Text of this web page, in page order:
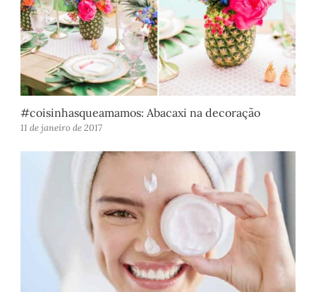
#coisinhasqueamamos: Abacaxi na decoração
11 de janeiro de 2017